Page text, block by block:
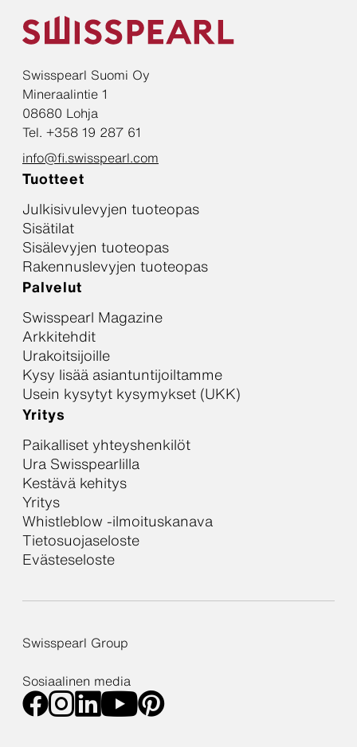
Swisspearl Suomi Oy
Mineraalintie 1
08680 Lohja
Tel. +358 19 287 61
info@fi.swisspearl.com
Tuotteet
Julkisivulevyjen tuoteopas
Sisätilat
Sisälevyjen tuoteopas
Rakennuslevyjen tuoteopas
Palvelut
Swisspearl Magazine
Arkkitehdit
Urakoitsijoille
Kysy lisää asiantuntijoiltamme
Usein kysytyt kysymykset (UKK)
Yritys
Paikalliset yhteyshenkilöt
Ura Swisspearlilla
Kestävä kehitys
Yritys
Whistleblow -ilmoituskanava
Tietosuojaseloste
Evästeseloste
Swisspearl Group
Sosiaalinen media